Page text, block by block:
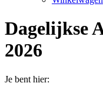
Dagelijkse
2026
Je bent hier: